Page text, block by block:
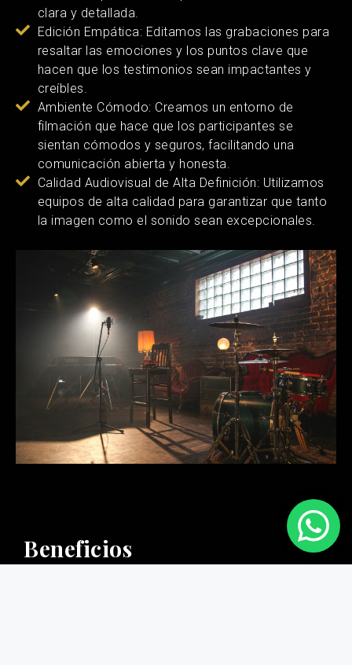
clara y detallada.
Edición Empática: Editamos las grabaciones para
resaltar las emociones y los puntos clave que
hacen que los testimonios sean impactantes y
creíbles.
Ambiente Cómodo: Creamos un entorno de
filmación que hace que los participantes se
sientan cómodos y seguros, facilitando una
comunicación abierta y honesta.
Calidad Audiovisual de Alta Definición: Utilizamos
equipos de alta calidad para garantizar que tanto
la imagen como el sonido sean excepcionales.
Beneficios